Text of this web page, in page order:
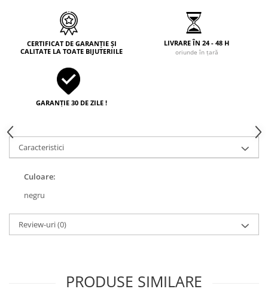
CERTIFICAT DE GARANȚIE ȘI
CALITATE LA TOATE BIJUTERIILE
LIVRARE ÎN 24 - 48 H
oriunde în țară
GARANȚIE 30 DE ZILE !
Caracteristici
Culoare:
negru
Review-uri(0)
PRODUSE SIMILARE